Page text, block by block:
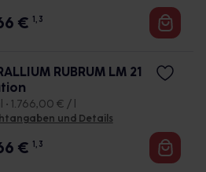
€ 1, 3
RUBRUM LM 21
• 1.766,00 € / l
und Details
€ 1, 3